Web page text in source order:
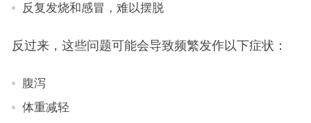
反复发烧和感冒，难以摆脱
反过来，这些问题可能会导致频繁发作以下症状：
腹泻
体重减轻